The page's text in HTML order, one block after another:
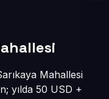
Mahallesi
yılda 50 USD +